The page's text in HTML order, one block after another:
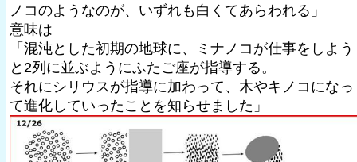
ノコのようなのが、いずれも白くてあらわれる」
意味は
「混沌とした初期の地球に、ミナノコが仕事をしよう
と2列に並ぶようにふたご座が指導する。
それにシリウスが指導に加わって、木やキノコになっ
て進化していったことを知らせました」